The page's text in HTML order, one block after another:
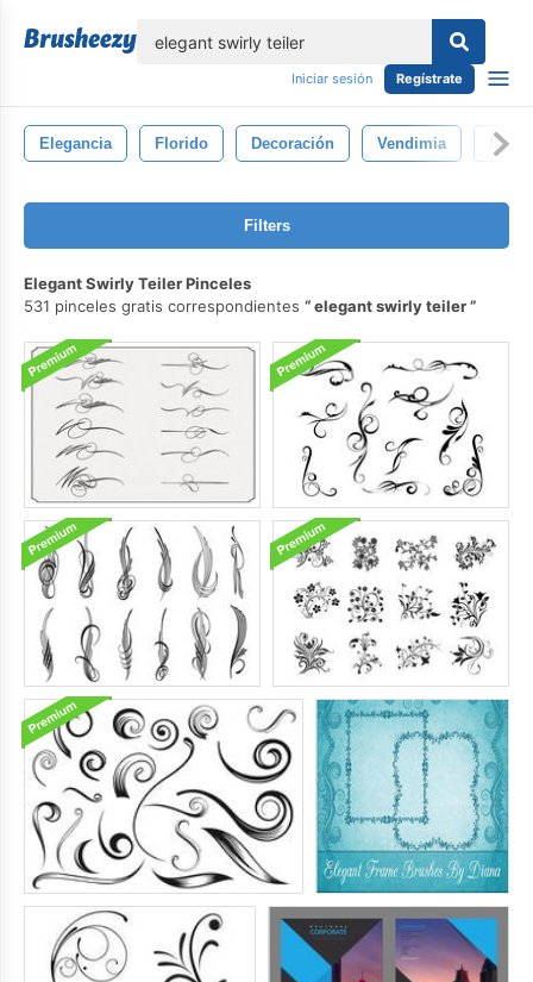
Iniciar sesión Regístrate
Elegancia Florido Decoración Vendimia
Filters
Elegant Swirly Teiler Pinceles
531 pinceles gratis correspondientes
elegant swirly teiler